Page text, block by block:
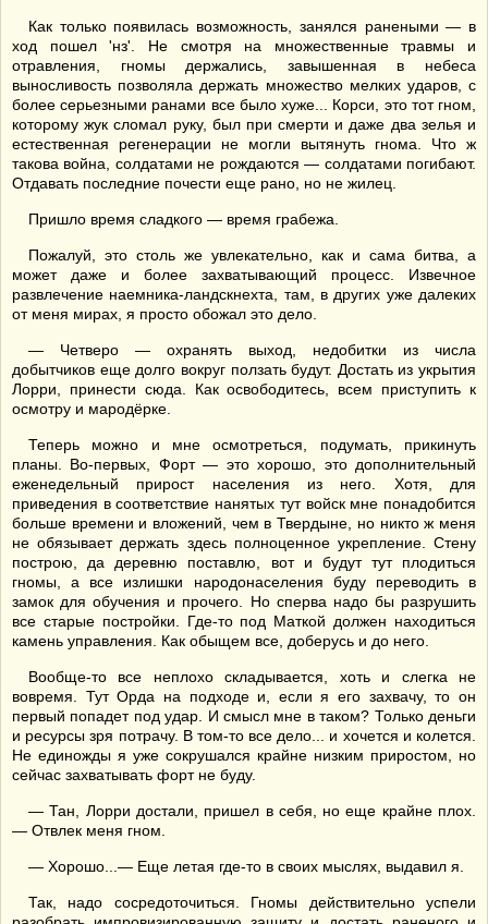
Как только появилась возможность, занялся ранеными — в
ход пошел 'нз'. Не смотря на множественные травмы и
отравления, гномы держались, завышенная в небеса
выносливость позволяла держать множество мелких ударов, с
более серьезными ранами все было хуже... Корси, это тот гном,
которому жук сломал руку, был при смерти и даже два зелья и
естественная регенерации не могли вытянуть гнома. Что ж
такова война, солдатами не рождаются — солдатами погибают.
Отдавать последние почести еще рано, но не жилец.
Пришло время сладкого — время грабежа.
Пожалуй, это столь же увлекательно, как и сама битва, а
может даже и более захватывающий процесс. Извечное
развлечение наемника-ландскнехта, там, в других уже далеких
от меня мирах, я просто обожал это дело.
— Четверо — охранять выход, недобитки из числа
добытчиков еще долго вокруг ползать будут. Достать из укрытия
Лорри, принести сюда. Как освободитесь, всем приступить к
осмотру и мародёрке.
Теперь можно и мне осмотреться, подумать, прикинуть
планы. Во-первых, Форт — это хорошо, это дополнительный
еженедельный прирост населения из него. Хотя, для
приведения в соответствие нанятых тут войск мне понадобится
больше времени и вложений, чем в Твердыне, но никто ж меня
не обязывает держать здесь полноценное укрепление. Стену
построю, да деревню поставлю, вот и будут тут плодиться
гномы, а все излишки народонаселения буду переводить в
замок для обучения и прочего. Но сперва надо бы разрушить
все старые постройки. Где-то под Маткой должен находиться
камень управления. Как обыщем все, доберусь и до него.
Вообще-то все неплохо складывается, хоть и слегка не
вовремя. Тут Орда на подходе и, если я его захвачу, то он
первый попадет под удар. И смысл мне в таком? Только деньги
и ресурсы зря потрачу. В том-то все дело... и хочется и колется.
Не единожды я уже сокрушался крайне низким приростом, но
сейчас захватывать форт не буду.
— Тан, Лорри достали, пришел в себя, но еще крайне плох.
— Отвлек меня гном.
— Хорошо...— Еще летая где-то в своих мыслях, выдавил я.
Так, надо сосредоточиться. Гномы действительно успели